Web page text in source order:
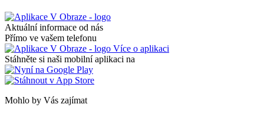
Aktuální informace od nás
Přímo ve vašem telefonu
Více o aplikaci
Stáhněte si naši mobilní aplikaci na
Mohlo by Vás zajímat